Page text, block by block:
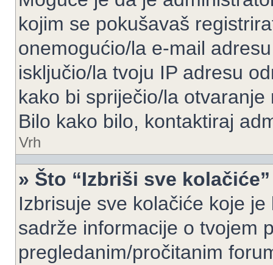
kojim se pokušavaš
onemogućio/la e-mail
isključio/la tvoju IP adresu
kako bi spriječio/la
Bilo kako bilo, kontaktiraj
Vrh
» Što “Izbriši sve
Izbrisuje sve kolačiće koje
sadrže informacije o tvojem
pregledanim/pročitanim